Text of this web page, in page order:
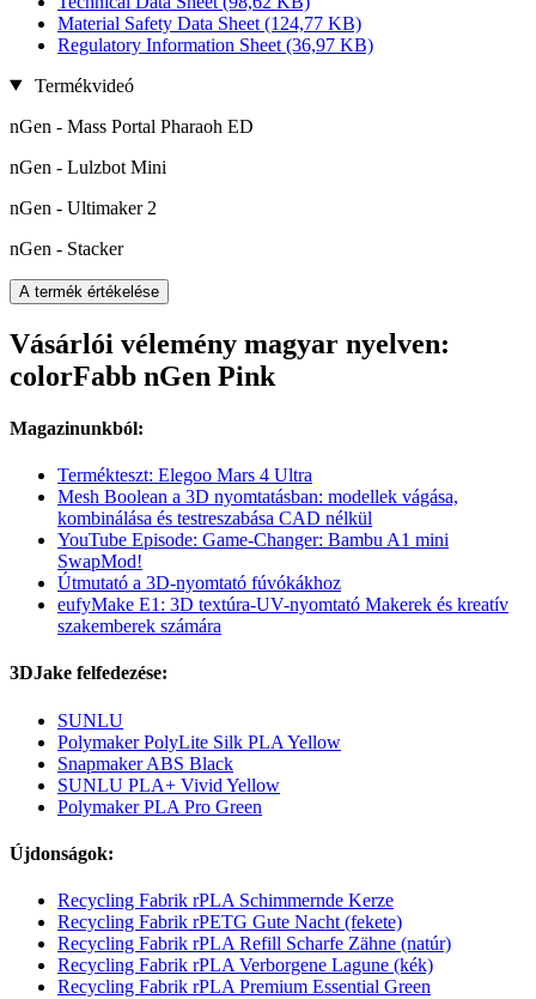
Material Safety Data Sheet (124,77 KB)
Regulatory Information Sheet (36,97 KB)
Termékvideó
nGen - Mass Portal Pharaoh ED
nGen - Lulzbot Mini
nGen - Ultimaker 2
nGen - Stacker
A termék értékelése
Vásárlói vélemény magyar nyelven:
colorFabb nGen Pink
Magazinunkból:
Termékteszt: Elegoo Mars 4 Ultra
Mesh Boolean a 3D nyomtatásban: modellek vágása,
kombinálása és testreszabása CAD nélkül
YouTube Episode: Game-Changer: Bambu A1 mini
SwapMod!
Útmutató a 3D-nyomtató fúvókákhoz
eufyMake E1: 3D textúra-UV-nyomtató Makerek és kreatív
szakemberek számára
3DJake felfedezése:
SUNLU
Polymaker PolyLite Silk PLA Yellow
Snapmaker ABS Black
SUNLU PLA+ Vivid Yellow
Polymaker PLA Pro Green
Újdonságok:
Recycling Fabrik rPLA Schimmernde Kerze
Recycling Fabrik rPETG Gute Nacht (fekete)
Recycling Fabrik rPLA Refill Scharfe Zähne (natúr)
Recycling Fabrik rPLA Verborgene Lagune (kék)
Recycling Fabrik rPLA Premium Essential Green